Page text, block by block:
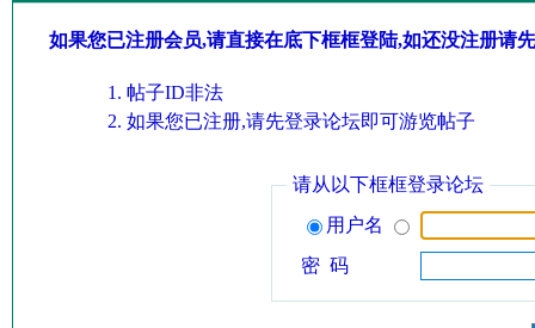
如果您已注册会员,请直接在底下框框登陆,如还没注册请
帖子ID非法
如果您已注册,请先登录论坛即可游览帖子
请从以下框框登录论坛
用户名
密 码